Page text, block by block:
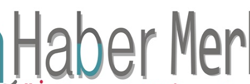
Veda Ziyareti.